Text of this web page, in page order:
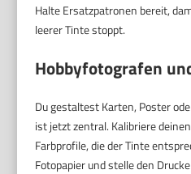
Halte Ersatzpatronen bereit,
leerer Tinte stoppt.
Hobbyfotografen
Du gestaltest Karten, Poster
ist jetzt zentral. Kalibriere
Farbprofile, die der Tinte
Fotopapier und stelle den